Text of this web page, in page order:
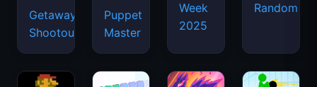
Getaway
Shootout
Puppet
Master
Week
2025
Random